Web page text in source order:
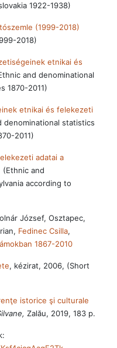
1922-1938)
(1999-2018)
2018)
etnikai és
and denominational
1870-2011)
etnikai és felekezeti
denominational statistics
2011)
adatai a
(Ethnic and
according to
József, Osztapec,
Fedinec Csilla,
1867-2010
, kézirat, 2006, (Short
istorice şi culturale
Zalău, 2019, 183 p.